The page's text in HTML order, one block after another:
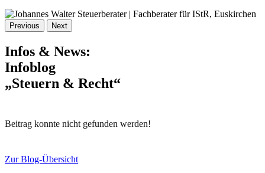
Previous Next
Infos & News:
Infoblog
„Steuern & Recht“
Beitrag konnte nicht gefunden werden!
Zur Blog-Übersicht